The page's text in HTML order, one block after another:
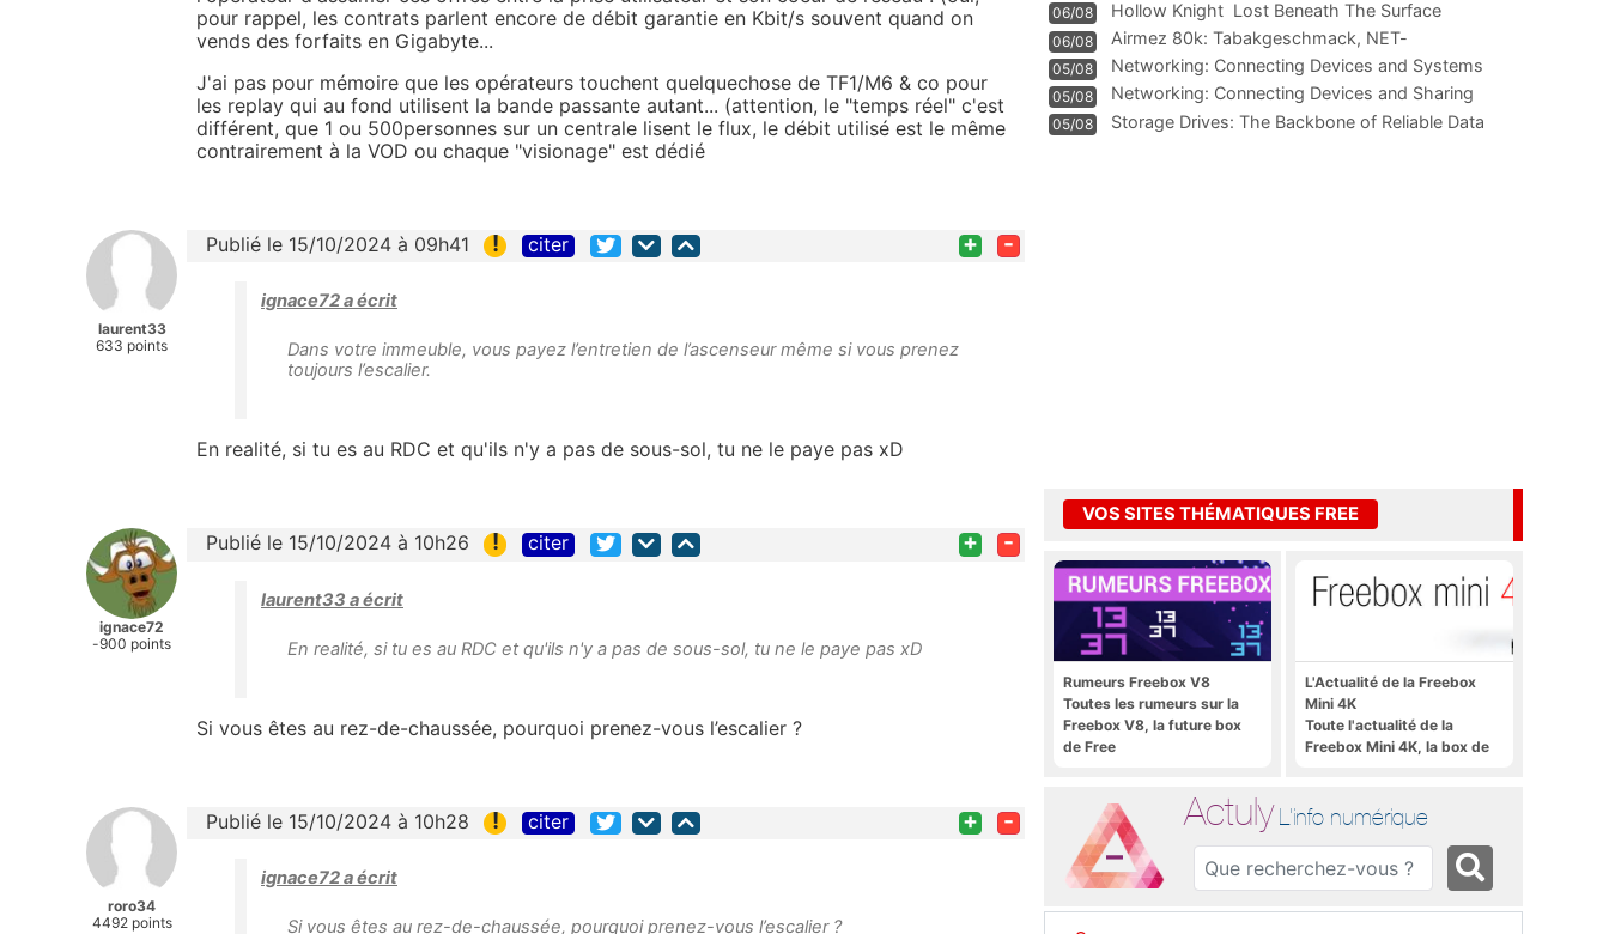
pour rappel, les contrats parlent encore de débit garantie en Kbit/s souvent quand on
vends des forfaits en Gigabyte...
J'ai pas pour mémoire que les opérateurs touchent quelquechose de TF1/M6 & co pour
les replay qui au fond utilisent la bande passante autant... (attention, le "temps réel" c'est
différent, que 1 ou 500personnes sur un centrale lisent le flux, le débit utilisé est le même
contrairement à la VOD ou chaque "visionage" est dédié
laurent33
633 points
Publié le 15/10/2024 à 09h41 ! citer + -
ignace72 a écrit
Dans votre immeuble, vous payez l’entretien de l’ascenseur même si vous prenez
toujours l’escalier.
En realité, si tu es au RDC et qu'ils n'y a pas de sous-sol, tu ne le paye pas xD
ignace72
-900 points
Publié le 15/10/2024 à 10h26 ! citer + -
laurent33 a écrit
En realité, si tu es au RDC et qu'ils n'y a pas de sous-sol, tu ne le paye pas xD
Si vous êtes au rez-de-chaussée, pourquoi prenez-vous l’escalier ?
roro34
4492 points
Publié le 15/10/2024 à 10h28 ! citer + -
ignace72 a écrit
Si vous êtes au rez-de-chaussée, pourquoi prenez-vous l’escalier ?
06/08 Hollow Knight  Lost Beneath The Surface
06/08
Airmez 80k: Tabakgeschmack, NET-
Technologie und Leistung im
05/08 Networking: Connecting Devices and Systems
05/08
Networking: Connecting Devices and Sharing
Information
05/08
Storage Drives: The Backbone of Reliable Data
VOS SITES THÉMATIQUES FREE
Rumeurs Freebox V8
Toutes les rumeurs sur la
Freebox V8, la future box
de Free
L'Actualité de la Freebox
Mini 4K
Toute l'actualité de la
Freebox Mini 4K, la box de
Actuly L'info numérique